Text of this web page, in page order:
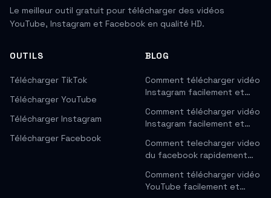
Le meilleur outil gratuit pour télécharger des vidéos
YouTube, Instagram et Facebook en qualité HD.
OUTILS
Télécharger TikTok
Télécharger YouTube
Télécharger Instagram
Télécharger Facebook
BLOG
Comment télécharger vidéo
Instagram facilement et…
Comment télécharger vidéo
Instagram facilement et…
Comment telecharger video
du facebook rapidement…
Comment télécharger vidéo
YouTube facilement et…